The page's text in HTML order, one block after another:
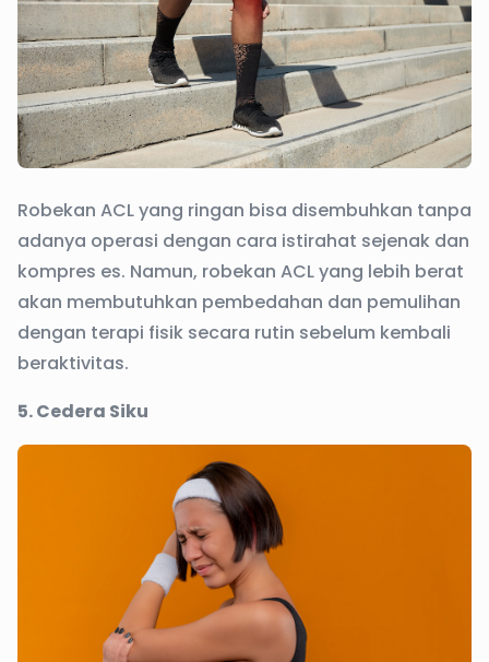
Robekan ACL yang ringan bisa disembuhkan tanpa
adanya operasi dengan cara istirahat sejenak dan
kompres es. Namun, robekan ACL yang lebih berat
akan membutuhkan pembedahan dan pemulihan
dengan terapi fisik secara rutin sebelum kembali
beraktivitas.
5. Cedera Siku